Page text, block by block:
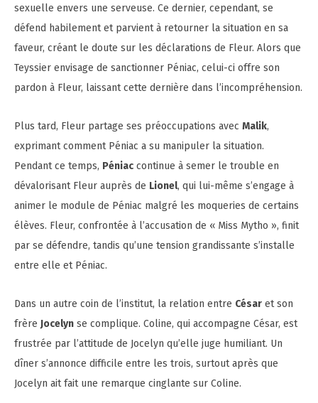
sexuelle envers une serveuse. Ce dernier, cependant, se
défend habilement et parvient à retourner la situation en sa
faveur, créant le doute sur les déclarations de Fleur. Alors que
Teyssier envisage de sanctionner Péniac, celui-ci offre son
pardon à Fleur, laissant cette dernière dans l’incompréhension.
Plus tard, Fleur partage ses préoccupations avec Malik,
exprimant comment Péniac a su manipuler la situation.
Pendant ce temps, Péniac continue à semer le trouble en
dévalorisant Fleur auprès de Lionel, qui lui-même s’engage à
animer le module de Péniac malgré les moqueries de certains
élèves. Fleur, confrontée à l’accusation de « Miss Mytho », finit
par se défendre, tandis qu’une tension grandissante s’installe
entre elle et Péniac.
Dans un autre coin de l’institut, la relation entre César et son
frère Jocelyn se complique. Coline, qui accompagne César, est
frustrée par l’attitude de Jocelyn qu’elle juge humiliant. Un
dîner s’annonce difficile entre les trois, surtout après que
Jocelyn ait fait une remarque cinglante sur Coline.